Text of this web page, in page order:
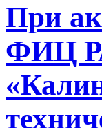
При
ФИЦ